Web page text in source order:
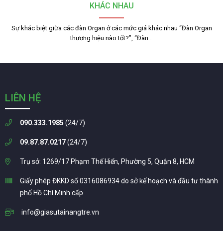
KHÁC NHAU
Sự khác biệt giữa các đàn Organ ở các mức giá khác nhau “Đàn Organ
thương hiệu nào tốt?”, “Đàn…
LIÊN HỆ
090.333.1985 (24/7)
09.87.87.0217(24/7)
Trụ sở: 1269/17 Phạm Thế Hiển, Phường 5, Quận 8, HCM
Giấy phép ĐKKD số 0316086934 do sở kế hoạch và đầu tư thành
phố Hồ Chí Minh cấp
info@giasutainangtre.vn